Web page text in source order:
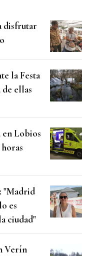
disfrutar
la Festa
ellas
en Lobios
"Madrid
es
ciudad"
Verín